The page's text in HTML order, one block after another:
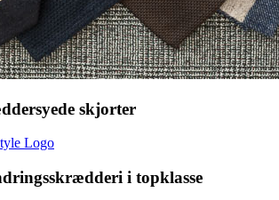
skjorter
i topklasse